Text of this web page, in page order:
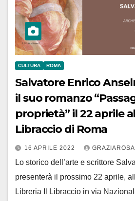
CULTURA ROMA
Salvatore Enrico
il suo romanzo
proprietà” il 22 aprile
Libraccio di Roma
16 APRILE 2022
Lo storico dell’arte e scrittore
presenterà il prossimo 22 aprile,
Libreria Il Libraccio in via